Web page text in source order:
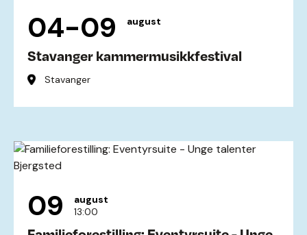
04-09 august
Stavanger kammermusikkfestival
Stavanger
09
august
13:00